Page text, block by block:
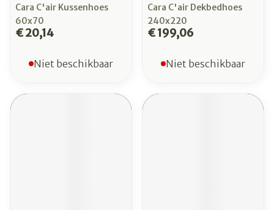
Cara C'air Kussenhoes
60x70
€ 20,14
Niet beschikbaar
Cara C'air Dekbedhoes
240x220
€ 199,06
Niet beschikbaar